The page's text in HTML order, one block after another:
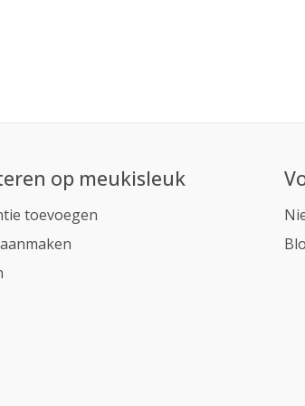
op meukisleuk
toevoegen